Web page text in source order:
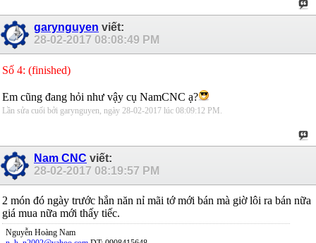
garynguyen viết:
28-02-2017 08:08:49 PM
Số 4: (finished)
Em cũng đang hỏi như vậy cụ NamCNC ạ?
Lần sửa cuối bởi garynguyen, ngày 28-02-2017 lúc 08:09:12 PM
Nam CNC viết:
28-02-2017 08:19:57 PM
2 món đó ngày trước hắn năn nỉ mãi tớ mới bán mà giờ lôi ra bán nữa
giá mua nữa mới thấy tiếc.
Nguyễn Hoàng Nam